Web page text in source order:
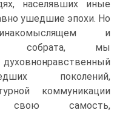
населявших иные
ушедшие эпохи. Но
и
собрата, мы
поколений,
коммуникации
свою самость,